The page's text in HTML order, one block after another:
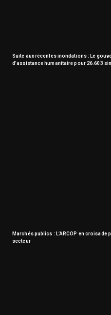
Suite aux récentes inondations : Le
d’assistance humanitaire pour 26.603
Marchés publics : L’ARCOP en croisade
secteur